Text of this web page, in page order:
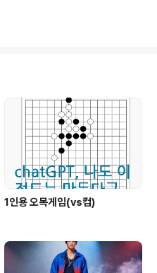
을 확인해봐
겠습니다. 스
431
스는 하나의
짓는 것이 좋
관리 측면에서
1인용 오목게임(vs컴)